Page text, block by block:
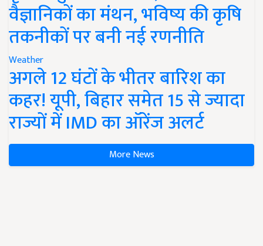
वैज्ञानिकों का मंथन, भविष्य की कृषि
तकनीकों पर बनी नई रणनीति
Weather
अगले 12 घंटों के भीतर बारिश का
कहर! यूपी, बिहार समेत 15 से ज्यादा
राज्यों में IMD का ऑरेंज अलर्ट
More News